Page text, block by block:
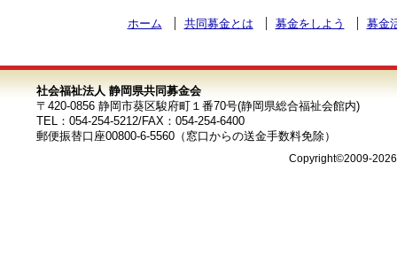
ホーム 共同募金とは 募金をしよう 募金
社会福祉法人 静岡県共同募金会
〒420-0856 静岡市葵区駿府町１番70号(静岡県総合福祉会館内)
TEL：054-254-5212/FAX：054-254-6400
郵便振替口座00800-6-5560（窓口からの送金手数料免除）
Copyright©2009-